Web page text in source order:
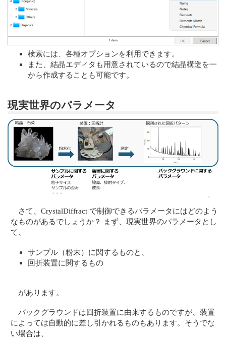
検索には、各種オプションを利用できます。
また、結晶エディタも用意されているので結晶構造を一
から作成することも可能です。
現実世界のパラメータ
さて、CrystalDiffract で制御できるパラメータにはどのよう
なものがあるでしょうか？ まず、現実世界のパラメータとし
て、
サンプル（粉末）に関するものと、
回折装置に関するもの
があります。
バックグラウンドは回折装置に由来するものですが、装置
によっては自動的に差し引かれるものもあります。そうでな
い場合は、